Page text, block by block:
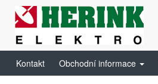
Kontakt Obchodní informace